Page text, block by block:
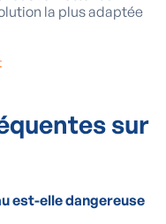
la plus adaptée
sur
est-elle dangereuse